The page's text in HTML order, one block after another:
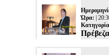
Ώρα:
|
Κατηγορία